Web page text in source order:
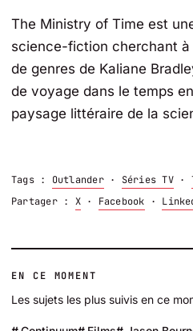
The Ministry of Time est
science-fiction cherchant
de genres de Kaliane
de voyage dans le temps
paysage littéraire de la
Tags : Outlander· Séries TV·
Partager : X· Facebook ·
EN CE MOMENT
Les sujets les plus suivis en ce